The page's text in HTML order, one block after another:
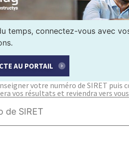
temps, connectez-vous avec
AU PORTAIL
votre numéro de SIRET
vos résultats et reviendra vers